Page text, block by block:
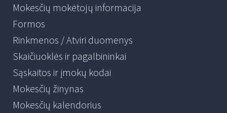
Mokesčių mokėtojų informacija
Formos
Rinkmenos / Atviri duomenys
Skaičiuoklės ir pagalbininkai
Sąskaitos ir įmokų kodai
Mokesčių žinynas
Mokesčių kalendorius